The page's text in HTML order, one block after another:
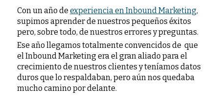
Con un año de experiencia en Inbound Marketing,
supimos aprender de nuestros pequeños éxitos
pero, sobre todo, de nuestros errores y preguntas.
Ese año llegamos totalmente convencidos de que
el Inbound Marketing era el gran aliado para el
crecimiento de nuestros clientes y teníamos datos
duros que lo respaldaban, pero aún nos quedaba
mucho camino por delante.